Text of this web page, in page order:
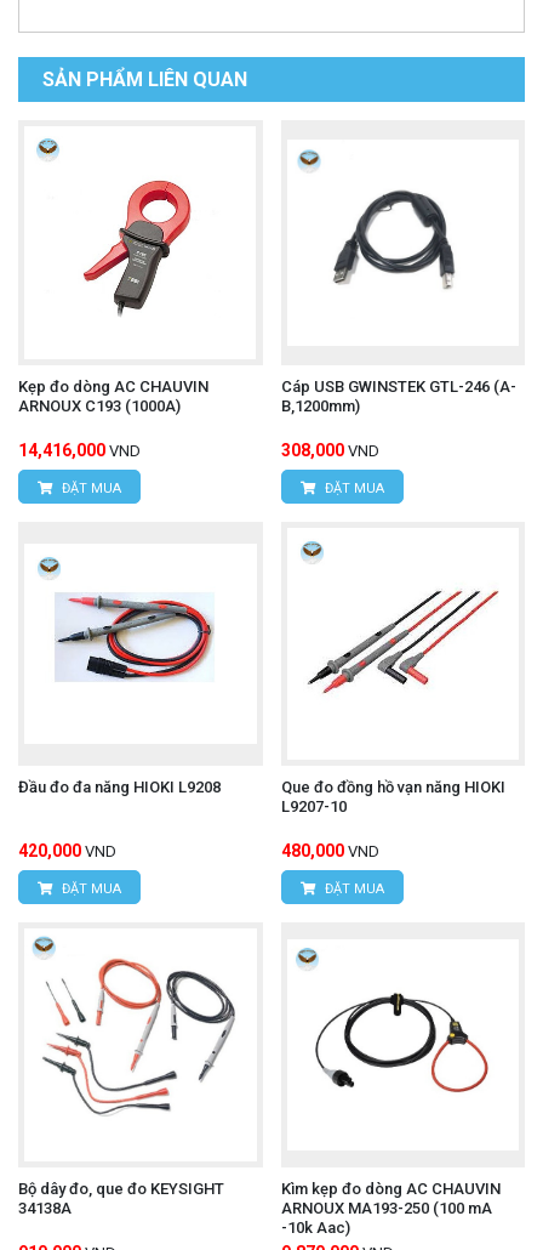
SẢN PHẨM LIÊN QUAN
Kẹp đo dòng AC CHAUVIN
ARNOUX C193 (1000A)
14,416,000 VND
ĐẶT MUA
Cáp USB GWINSTEK GTL-246 (A-
B,1200mm)
308,000 VND
ĐẶT MUA
Đầu đo đa năng HIOKI L9208
420,000 VND
ĐẶT MUA
Que đo đồng hồ vạn năng HIOKI
L9207-10
480,000 VND
ĐẶT MUA
Bộ dây đo, que đo KEYSIGHT
34138A
Kìm kẹp đo dòng AC CHAUVIN
ARNOUX MA193-250 (100 mA
-10k Aac)